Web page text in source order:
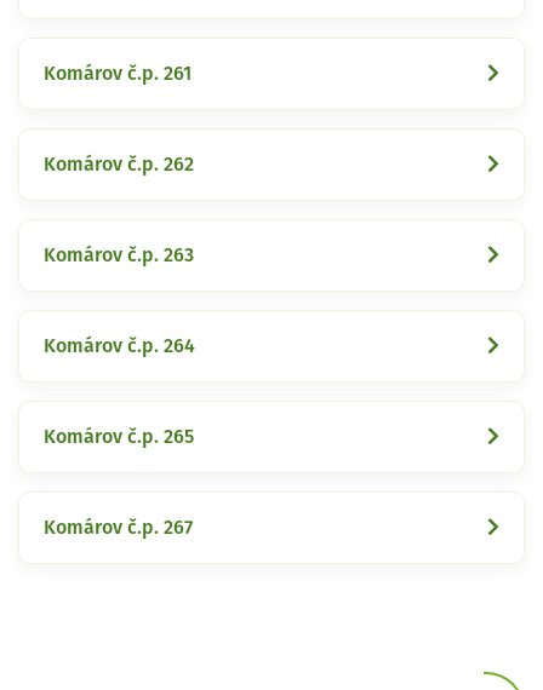
Komárov č.p. 261
Komárov č.p. 262
Komárov č.p. 263
Komárov č.p. 264
Komárov č.p. 265
Komárov č.p. 267